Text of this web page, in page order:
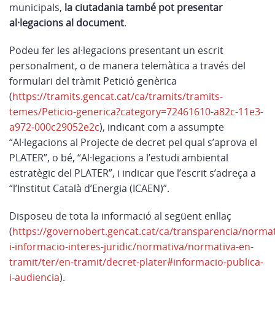
municipals, la ciutadania també pot presentar
al·legacions al document.
Podeu fer les al·legacions presentant un escrit
personalment, o de manera telemàtica a través del
formulari del tràmit Petició genèrica
(https://tramits.gencat.cat/ca/tramits/tramits-
temes/Peticio-generica?category=72461610-a82c-11e3-
a972-000c29052e2c), indicant com a assumpte
“Al·legacions al Projecte de decret pel qual s’aprova el
PLATER”, o bé, “Al·legacions a l’estudi ambiental
estratègic del PLATER”, i indicar que l’escrit s’adreça a
“l’Institut Català d’Energia (ICAEN)”.
Disposeu de tota la informació al següent enllaç
(https://governobert.gencat.cat/ca/transparencia/
i-informacio-interes-juridic/normativa/normativa-en-
tramit/ter/en-tramit/decret-plater#informacio-publica-
i-audiencia).